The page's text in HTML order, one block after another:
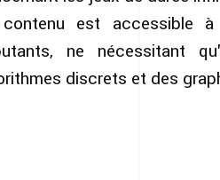
est accessible
ne nécessitant
discrets et des